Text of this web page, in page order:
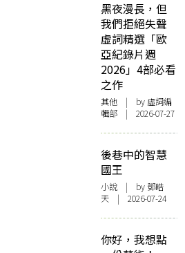
黑夜漫長，但
我們拒絕失聲
虛詞精選「歐
亞紀錄片週
2026」4部必看
之作
其他 | by 虛詞編
輯部 | 2026-07-27
後巷中的智慧
國王
小說 | by 鄧皓
天 | 2026-07-24
你好，我想點